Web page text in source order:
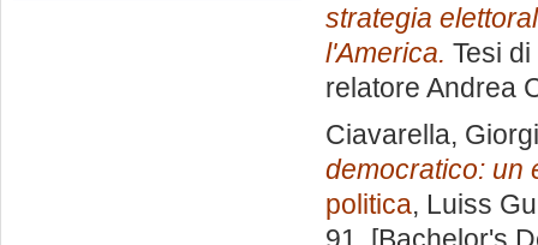
strategia
l'America. Tesi
relatore Andrea
Ciavarella,
democratico: un
politica, Luiss